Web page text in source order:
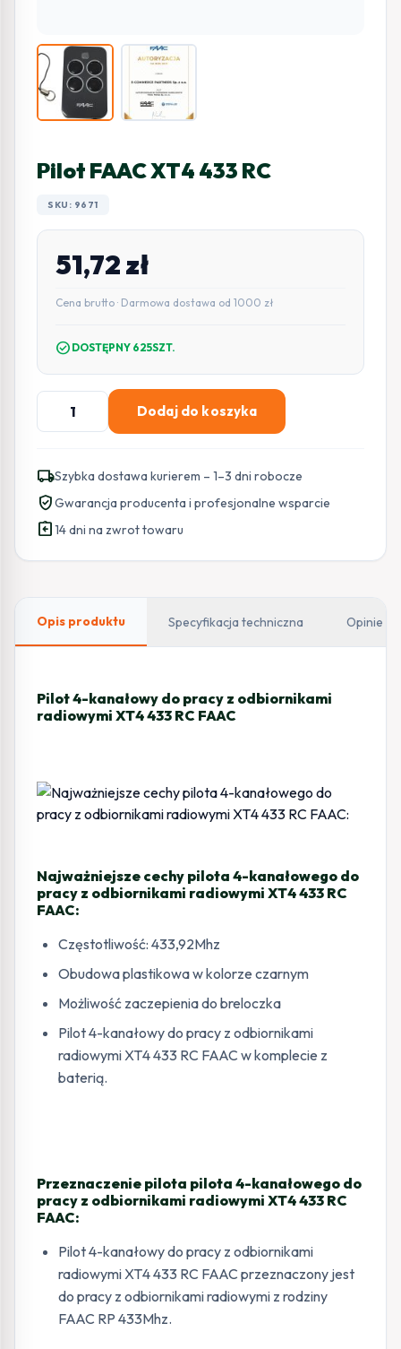
Pilot FAAC XT4 433 RC
SKU: 9671
51,72zł
Cena brutto · Darmowa dostawa od 1000 zł
check_circle DOSTĘPNY 625SZT.
ilość
433
RC
Dodaj do koszyka
local_shippingSzybka dostawa kurierem – 1–3 dni robocze
verified_userGwarancja producenta i profesjonalne wsparcie
assignment_return14 dni na zwrot towaru
Opis produktu Specyfikacja techniczna Opinie
Pilot 4-kanałowy do pracy z odbiornikami
radiowymi XT4 433 RC FAAC
Najważniejsze cechy pilota 4-kanałowego do
pracy z odbiornikami radiowymi XT4 433 RC
FAAC:
Częstotliwość: 433,92Mhz
Obudowa plastikowa w kolorze czarnym
Możliwość zaczepienia do breloczka
Pilot 4-kanałowy do pracy z odbiornikami
radiowymi XT4 433 RC FAAC w komplecie z
baterią.
Przeznaczenie pilota pilota 4-kanałowego do
pracy z odbiornikami radiowymi XT4 433 RC
FAAC:
Pilot 4-kanałowy do pracy z odbiornikami
radiowymi XT4 433 RC FAAC przeznaczony jest
do pracy z odbiornikami radiowymi z rodziny
FAAC RP 433Mhz.